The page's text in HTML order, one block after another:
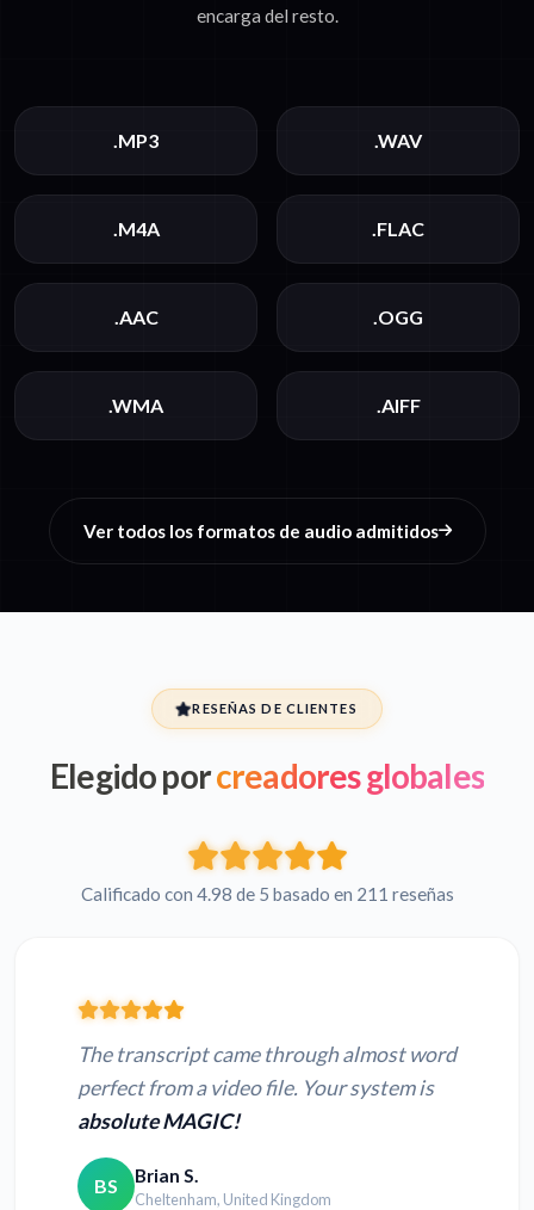
encarga del resto.
.MP3 .WAV
.M4A .FLAC
.AAC .OGG
.WMA .AIFF
Ver todos los formatos de audio admitidos
RESEÑAS DE CLIENTES
Elegido porcreadores globales
Calificado con 4.98 de 5 basado en 211 reseñas
The transcript came through almost word
perfect from a video file. Your system is
absolute MAGIC!
BS Brian S.
Cheltenham, United Kingdom